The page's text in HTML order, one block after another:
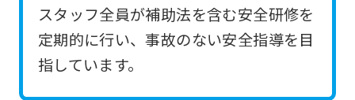
スタッフ全員が補助法を含む安全研修を
定期的に行い、事故のない安全指導を目
指しています。